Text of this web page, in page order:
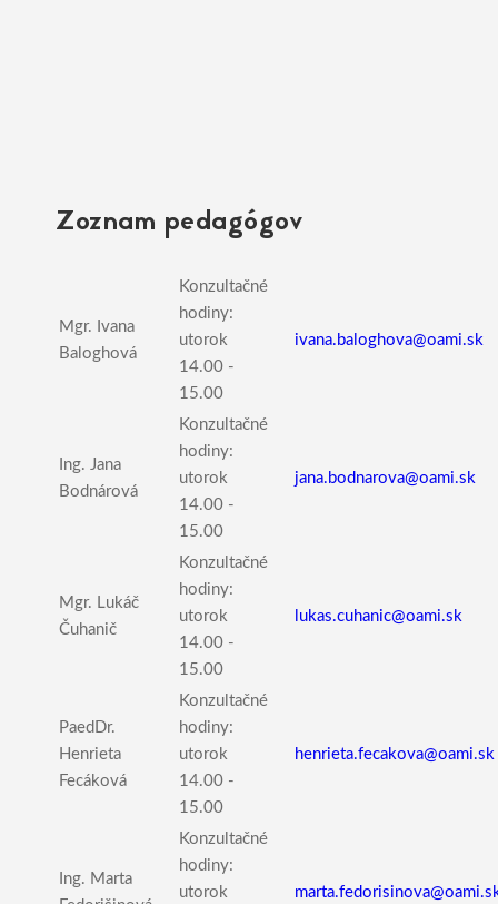
Zoznam pedagógov
Mgr. Ivana
Baloghová
Konzultačné
hodiny:
utorok
14.00 -
15.00
ivana.baloghova@oami.sk
Ing. Jana
Bodnárová
Konzultačné
hodiny:
utorok
14.00 -
15.00
jana.bodnarova@oami.sk
Mgr. Lukáč
Čuhanič
Konzultačné
hodiny:
utorok
14.00 -
15.00
lukas.cuhanic@oami.sk
PaedDr.
Henrieta
Fecáková
Konzultačné
hodiny:
utorok
14.00 -
15.00
henrieta.fecakova@oami.sk
Ing. Marta
Konzultačné
hodiny:
utorok